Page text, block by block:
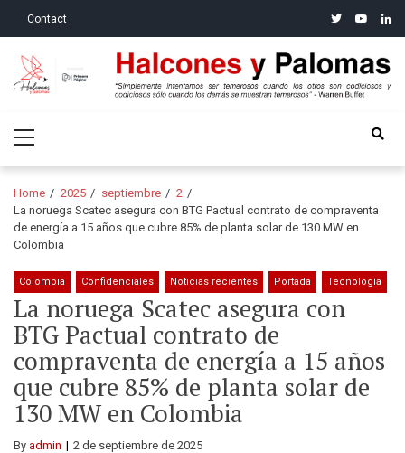
Contact twitteryoutube
Halcones y Palomas
Menu
Home 2025 septiembre
2
La noruega Scatec asegura con BTG Pactual contrato de compraventa
de energía a 15 años que cubre 85% de planta solar de 130 MW en
Colombia
Colombia Confidenciales Noticias recientes Portada Tecnología
La noruega Scatec asegura con
BTG Pactual contrato de
compraventa de energía a 15 años
que cubre 85% de planta solar de
130 MW en Colombia
By admin 2 de septiembre de 2025